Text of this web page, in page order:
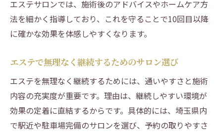
エステサロンでは、施術後のアドバイスやホームケア方
法を細かく指導しており、これを守ることで10回目以降
に確かな効果を体感しやすくなります。
エステで無理なく継続するためのサロン選び
エステを無理なく継続するためには、通いやすさと施術
内容の充実度が重要です。理由は、継続しやすい環境が
効果の定着に直結するからです。具体的には、埼玉県内
で駅近や駐車場完備のサロンを選び、予約の取りやすさ